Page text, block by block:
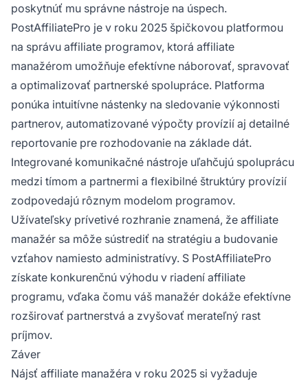
poskytnúť mu správne nástroje na úspech.
PostAffiliatePro je v roku 2025 špičkovou platformou
na správu affiliate programov, ktorá affiliate
manažérom umožňuje efektívne náborovať, spravovať
a optimalizovať partnerské spolupráce. Platforma
ponúka intuitívne nástenky na sledovanie výkonnosti
partnerov, automatizované výpočty provízií aj detailné
reportovanie pre rozhodovanie na základe dát.
Integrované komunikačné nástroje uľahčujú spoluprácu
medzi tímom a partnermi a flexibilné štruktúry provízií
zodpovedajú rôznym modelom programov.
Užívateľsky prívetivé rozhranie znamená, že affiliate
manažér sa môže sústrediť na stratégiu a budovanie
vzťahov namiesto administratívy. S PostAffiliatePro
získate konkurenčnú výhodu v riadení affiliate
programu, vďaka čomu váš manažér dokáže efektívne
rozširovať partnerstvá a zvyšovať merateľný rast
príjmov.
Záver
Nájsť affiliate manažéra v roku 2025 si vyžaduje